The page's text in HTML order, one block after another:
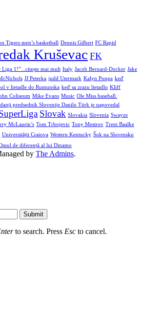
Tigers men’s basketball Dennis Gilbert FC Rapid
Kruševac FK
Liga 1!”...citește mai mult Italy Jacob Bernard-Docker Jake
JJ Peterka judd Utermark Kalyn Ponga keď
v lietadle do Rumunska keď sa zrazu lietadlo Kliff
Coliseum Mike Evans Music Ole Miss baseball.
predsednik Slovenije Danilo Türk je napovedal
Slovak Slovakia Slovenia Swayze
McLaurin’s Tom Trbojevic Tony Mestrov Trent Baalke
Universității Craiova Western Kentucky Šok na Slovensku
de diferență al lui Dinamo
by The Admins.
Submit
to search. Press Esc to cancel.